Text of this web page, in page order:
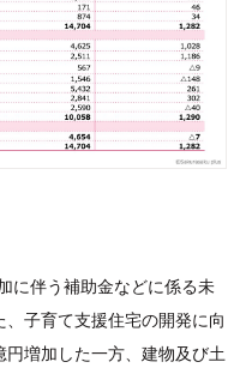
に伴う補助金などに係る未
子育て支援住宅の開発に向
増加した一方、建物及び土